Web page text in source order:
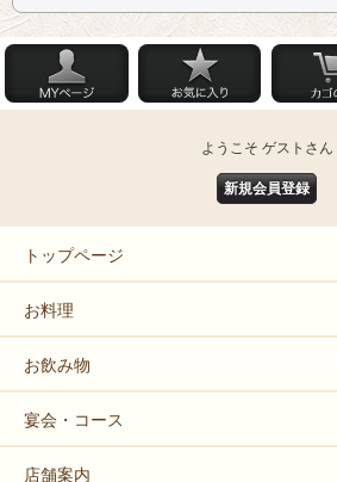
ようこそ ゲストさん
新規会員登録
トップページ
お料理
お飲み物
宴会・コース
店舗案内